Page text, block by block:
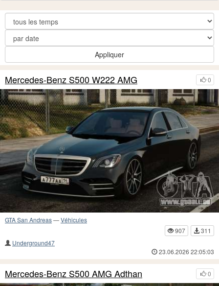
Appliquer
0
Mercedes-Benz S500 W222 AMG
GTA San Andreas—Véhicules
907
311
Underground47
23.06.2026 22:05:03
0
Mercedes-Benz S500 AMG Adthan